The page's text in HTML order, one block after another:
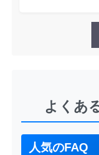
よくあ
人気のFAQ